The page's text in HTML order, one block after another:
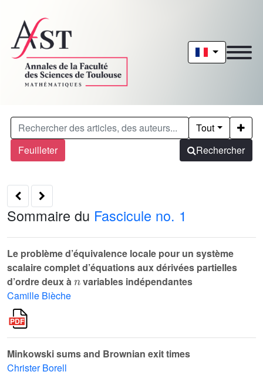
Feuilleter
Tout
Rechercher
Sommaire du Fascicule no. 1
Le problème d’équivalence locale pour un système
scalaire complet d’équations aux dérivées partielles
d’ordre deux à
n
variables indépendantes
Camille Bièche
Minkowski sums and Brownian exit times
Christer Borell